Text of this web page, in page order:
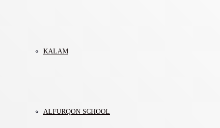
KALAM
ALFURQON SCHOOL